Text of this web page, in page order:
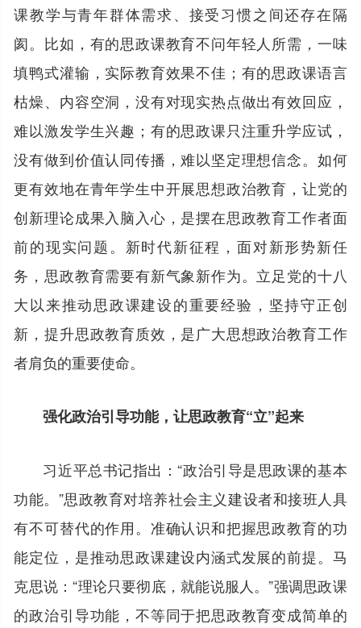
课教学与青年群体需求、接受习惯之间还存在隔
阂。比如，有的思政课教育不问年轻人所需，一味
填鸭式灌输，实际教育效果不佳；有的思政课语言
枯燥、内容空洞，没有对现实热点做出有效回应，
难以激发学生兴趣；有的思政课只注重升学应试，
没有做到价值认同传播，难以坚定理想信念。如何
更有效地在青年学生中开展思想政治教育，让党的
创新理论成果入脑入心，是摆在思政教育工作者面
前的现实问题。新时代新征程，面对新形势新任
务，思政教育需要有新气象新作为。立足党的十八
大以来推动思政课建设的重要经验，坚持守正创
新，提升思政教育质效，是广大思想政治教育工作
者肩负的重要使命。
强化政治引导功能，让思政教育“立”起来
习近平总书记指出：“政治引导是思政课的基本
功能。”思政教育对培养社会主义建设者和接班人具
有不可替代的作用。准确认识和把握思政教育的功
能定位，是推动思政课建设内涵式发展的前提。马
克思说：“理论只要彻底，就能说服人。”强调思政课
的政治引导功能，不等同于把思政教育变成简单的